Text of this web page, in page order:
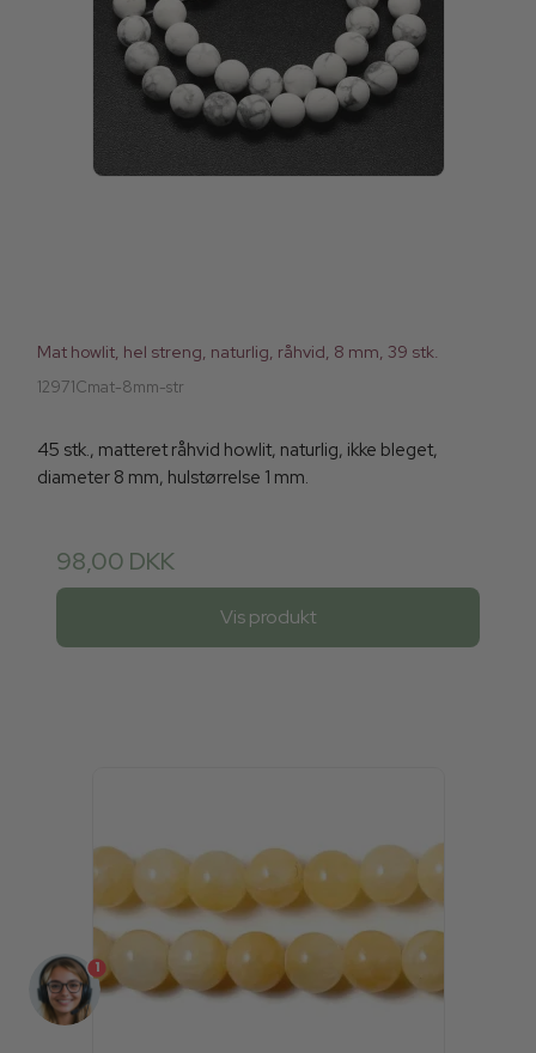
Mat howlit, hel streng, naturlig, råhvid, 8 mm, 39 stk.
12971Cmat-8mm-str
45 stk., matteret råhvid howlit, naturlig, ikke bleget,
diameter 8 mm, hulstørrelse 1 mm.
98,00 DKK
Vis produkt
1